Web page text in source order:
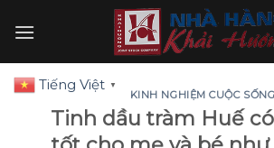
KINH NGHIỆM CUỘC SỐNG
Tinh dầu tràm Huế
Tiếng Việt ▼